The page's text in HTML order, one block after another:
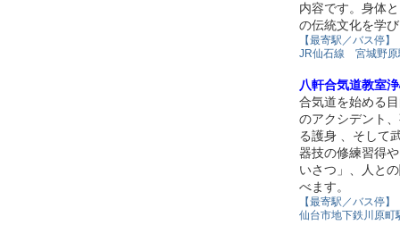
内容です。身体
の伝統文化を学
【最寄駅／バス停】
JR仙石線 宮城野
八軒合気道教室
合気道を始める
のアクシデント
る護身 、そして
器技の修練習得
いさつ」、人と
べます。
【最寄駅／バス停】
仙台市地下鉄川原町